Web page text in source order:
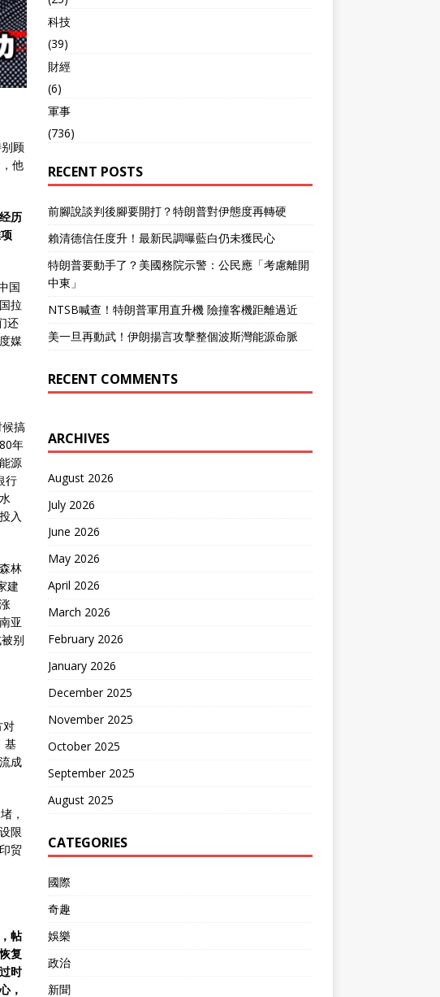
顾
他
历
国
拉
还
媒
搞
年
源
行
入
林
建
亚
别
对
基
成
，
限
贸
帖
复
时
，
科技
(39)
財經
(6)
軍事
(736)
RECENT POSTS
前腳說談判後腳要開打？特朗普對伊態度再轉硬
賴清德信任度升！最新民調曝藍白仍未獲民心
特朗普要動手了？美國務院示警：公民應「考慮離開
中東」
NTSB喊查！特朗普軍用直升機 險撞客機距離過近
美一旦再動武！伊朗揚言攻擊整個波斯灣能源命脈
RECENT COMMENTS
ARCHIVES
August 2026
July 2026
June 2026
May 2026
April 2026
March 2026
February 2026
January 2026
December 2025
November 2025
October 2025
September 2025
August 2025
CATEGORIES
國際
奇趣
娛樂
政治
新聞